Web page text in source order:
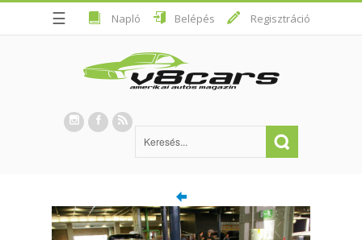
☰ Napló Belépés Regisztráció